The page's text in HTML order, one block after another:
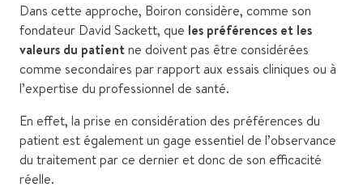
Dans cette approche, Boiron considère, comme son
fondateur David Sackett, que les préférences et les
valeurs du patientne doivent pas être considérées
comme secondaires par rapport aux essais cliniques ou à
l’expertise du professionnel de santé.
En effet, la prise en considération des préférences du
patient est également un gage essentiel de l’observance
du traitement par ce dernier et donc de son efficacité
réelle.